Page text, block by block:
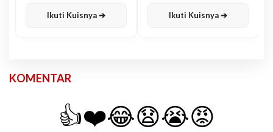
Ikuti Kuisnya ➔ Ikuti Kuisnya ➔
KOMENTAR
👍❤️😂😧😭😡